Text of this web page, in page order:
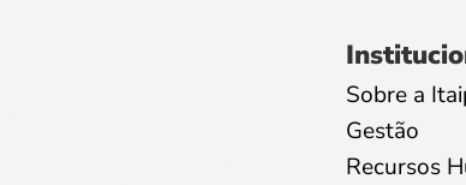
Sobre a
Gestão
Recursos